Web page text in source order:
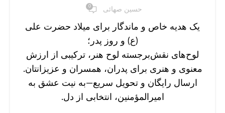
حسین صهائی 0
یک هدیه خاص و ماندگار برای میلاد حضرت علی
(ع) و روز پدر؛
لوح‌های نقش‌برجسته لوح هنر، ترکیبی از ارزش
معنوی و هنری برای پدران، همسران و عزیزانتان.
ارسال رایگان و تحویل سریع—به نیت عشق به
امیرالمؤمنین، انتخابی از دل.